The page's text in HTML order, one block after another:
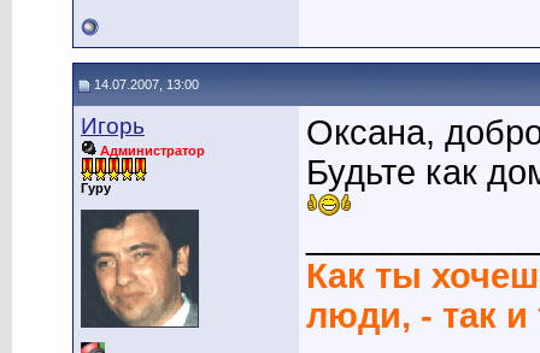
14.07.2007, 13:00
Игорь
Администратор
Гуру
Оксана,
Будьте как
Как ты
люди, - так